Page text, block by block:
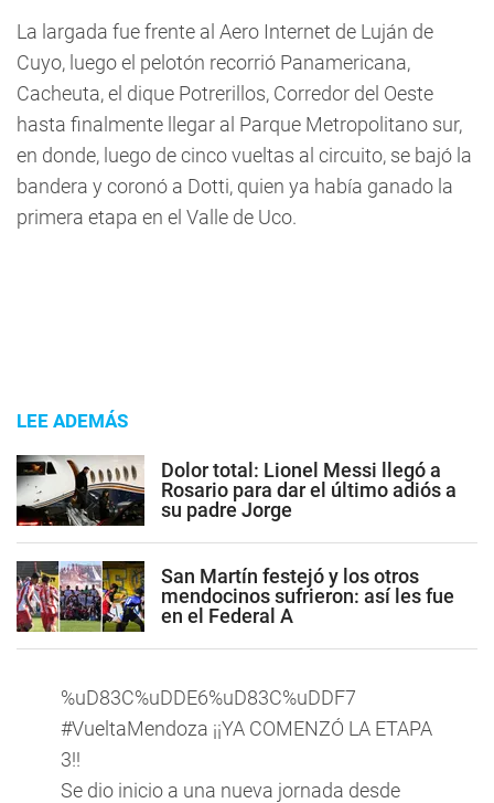
La largada fue frente al Aero Internet de Luján de
Cuyo, luego el pelotón recorrió Panamericana,
Cacheuta, el dique Potrerillos, Corredor del Oeste
hasta finalmente llegar al Parque Metropolitano sur,
en donde, luego de cinco vueltas al circuito, se bajó la
bandera y coronó a Dotti, quien ya había ganado la
primera etapa en el Valle de Uco.
LEE ADEMÁS
Dolor total: Lionel Messi llegó a
Rosario para dar el último adiós a
su padre Jorge
San Martín festejó y los otros
mendocinos sufrieron: así les fue
en el Federal A
%uD83C%uDDE6%uD83C%uDDF7
#VueltaMendoza ¡¡YA COMENZÓ LA ETAPA
3!!
Se dio inicio a una nueva jornada desde